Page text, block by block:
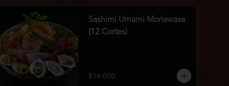
Sashimi Umami Moriawase
(12 Cortes)
$16.000